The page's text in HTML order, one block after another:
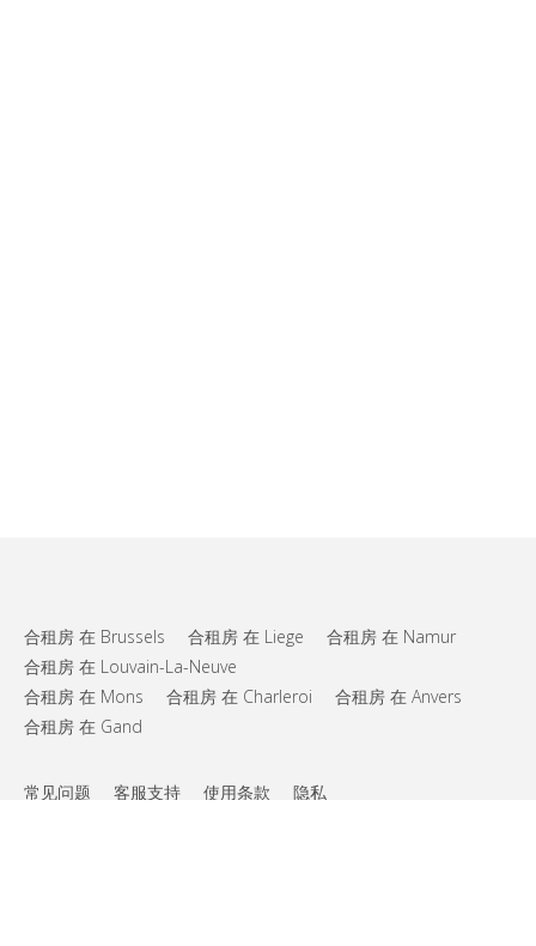
合租房 在 Brussels 合租房 在 Liege
合租房 在 Namur
合租房 在 Louvain-La-Neuve
合租房 在 Mons
合租房 在 Charleroi
合租房 在 Anvers
合租房 在 Gand
常见问题 客服支持 使用条款 隐私